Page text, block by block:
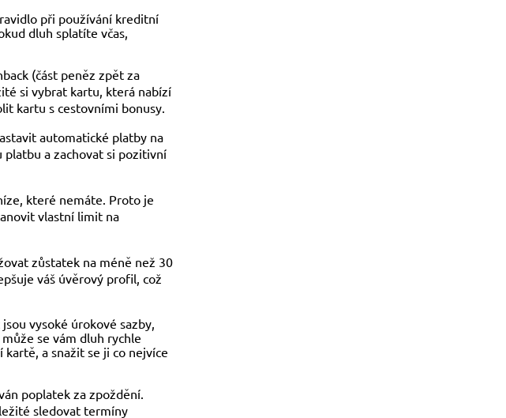
při používání kreditní
dluh splatíte včas,
(část peněz zpět za
si vybrat kartu, která nabízí
kartu s cestovními bonusy.
automatické platby na
a zachovat si pozitivní
které nemáte. Proto je
vlastní limit na
zůstatek na méně než 30
váš úvěrový profil, což
vysoké úrokové sazby,
se vám dluh rychle
a snažit se ji co nejvíce
poplatek za zpoždění.
sledovat termíny